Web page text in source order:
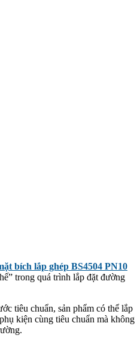
bích lắp ghép BS4504 PN10
trong quá trình lắp đặt đường
tiêu chuẩn, sản phẩm có thể lắp
kiện cùng tiêu chuẩn mà không